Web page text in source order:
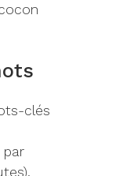
clés
par
.